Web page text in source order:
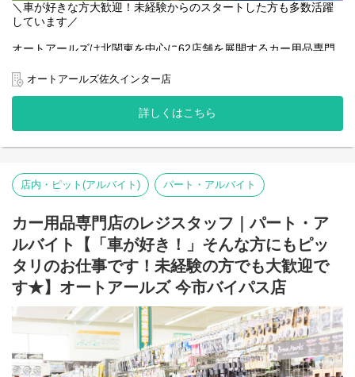
＼車が好きな方大歓迎！未経験からのスタートした方も多数活躍
しています／
オートアールズは北関東を中心に62店舗を展開するカー用品専門
換などのメンテナンス業務、オーディオなど電装品装着、またピ
ットと呼ばれるメンテナンス工房の在庫管理なども担当していた
現場のOJT研修だけでなく、動画マニュアルも整備しているの
で、未経験の方でも安心して始められます！
オートアールズ佐久インター店
詳しくはこちら
店内・ピット(アルバイト) パート・アルバイト
カー用品専門店のレジスタッフ｜パート・ア
ルバイト【「車が好き！」そんな方にもピッ
タリのお仕事です！未経験の方でも大歓迎で
す★】オートアールズ 今市バイパス店